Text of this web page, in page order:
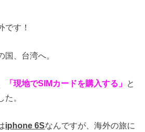
です！
、台湾へ。
「現地でSIMカードを購入する」 と
。
iphone 6Sなんですが、海外の旅に